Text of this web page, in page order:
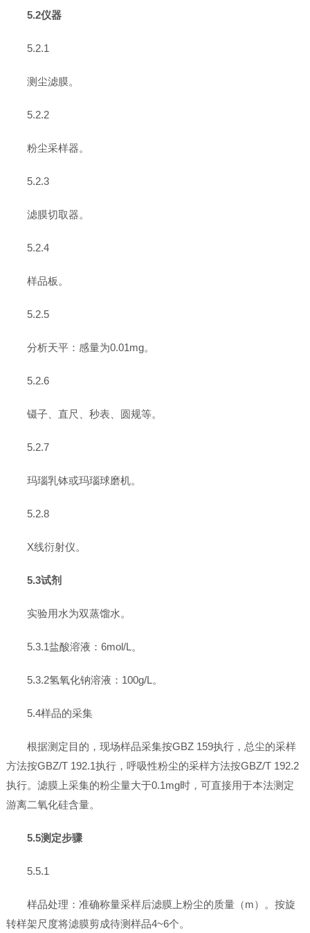
5.2仪器
5.2.1
测尘滤膜。
5.2.2
粉尘采样器。
5.2.3
滤膜切取器。
5.2.4
样品板。
5.2.5
分析天平：感量为0.01mg。
5.2.6
镊子、直尺、秒表、圆规等。
5.2.7
玛瑙乳钵或玛瑙球磨机。
5.2.8
X线衍射仪。
5.3试剂
实验用水为双蒸馏水。
5.3.1盐酸溶液：6mol/L。
5.3.2氢氧化钠溶液：100g/L。
5.4样品的采集
根据测定目的，现场样品采集按GBZ 159执行，总尘的采样
方法按GBZ/T 192.1执行，呼吸性粉尘的采样方法按GBZ/T 192.2
执行。滤膜上采集的粉尘量大于0.1mg时，可直接用于本法测定
游离二氧化硅含量。
5.5测定步骤
5.5.1
样品处理：准确称量采样后滤膜上粉尘的质量（m）。按旋
转样架尺度将滤膜剪成待测样品4~6个。